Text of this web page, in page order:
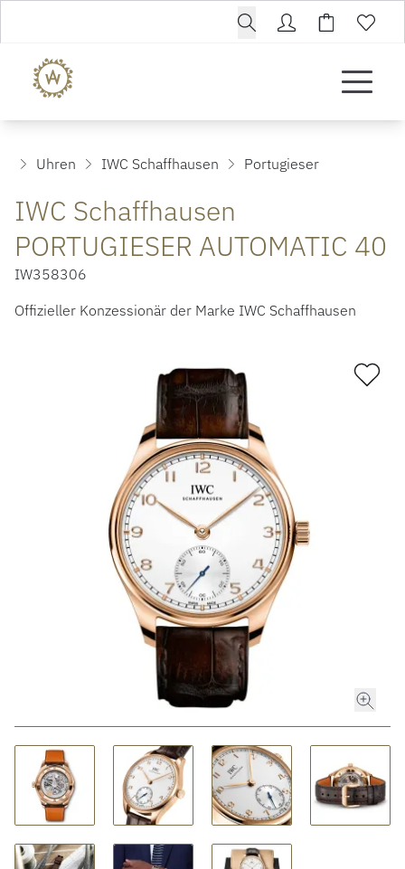
ROLEX CERTIFIED PRE-OWNED
LUXURY DEALS
HOCHZEIT
Uhren IWC Schaffhausen Portugieser
IWC Schaffhausen
PORTUGIESER AUTOMATIC 40
IW358306
Offizieller Konzessionär der Marke IWC Schaffhausen